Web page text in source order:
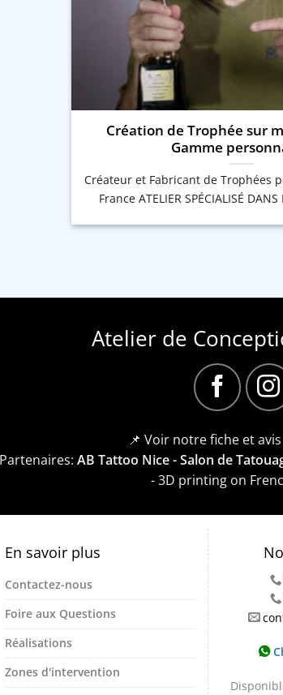
Création de Trophée sur
Gamme
Créateur et Fabricant de Trophées
France ATELIER SPÉCIALISÉ
Atelier de
📌 Voir notre fiche et
Partenaires: AB Tattoo Nice - Salon de
- 3D printing on
En savoir plus
Contactez-nous
Foire aux Questions
Réalisations
Zones d'intervention